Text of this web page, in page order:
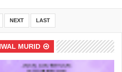
NEXT LAST
MURID